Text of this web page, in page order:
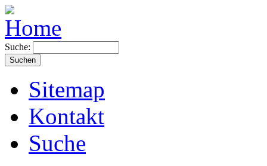
Suche:
Sitemap
Kontakt
Suche